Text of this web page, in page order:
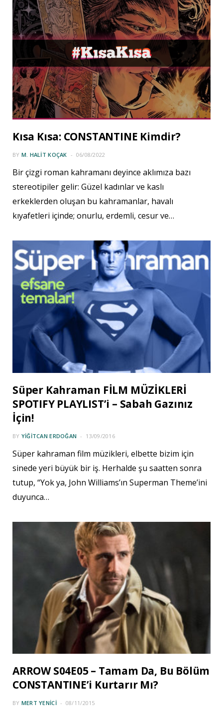
Kısa Kısa: CONSTANTINE Kimdir?
BY M. HALIT KOÇAK 06/08/2022
Bir çizgi roman kahramanı deyince aklımıza bazı
stereotipiler gelir: Güzel kadınlar ve kaslı
erkeklerden oluşan bu kahramanlar, havalı
kıyafetleri içinde; onurlu, erdemli, cesur ve…
Süper Kahraman FİLM MÜZİKLERİ
SPOTIFY PLAYLIST’i – Sabah Gazınız
İçin!
BY YIĞITCAN ERDOĞAN 13/09/2016
Süper kahraman film müzikleri, elbette bizim için
sinede yeri büyük bir iş. Herhalde şu saatten sonra
tutup, “Yok ya, John Williams’ın Superman Theme’ini
duyunca…
ARROW S04E05 – Tamam Da, Bu Bölüm
CONSTANTINE’i Kurtarır Mı?
BY MERT YENICI 08/11/2015